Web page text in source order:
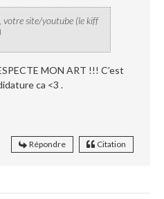
votre site/youtube (le kiff
MON ART !!! C’est
ca <3 .
Répondre Citation